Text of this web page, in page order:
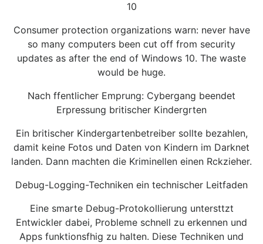
10
Consumer protection organizations warn: never have
so many computers been cut off from security
updates as after the end of Windows 10. The waste
would be huge.
Nach ffentlicher Emprung: Cybergang beendet
Erpressung britischer Kindergrten
Ein britischer Kindergartenbetreiber sollte bezahlen,
damit keine Fotos und Daten von Kindern im Darknet
landen. Dann machten die Kriminellen einen Rckzieher.
Debug-Logging-Techniken ein technischer Leitfaden
Eine smarte Debug-Protokollierung untersttzt
Entwickler dabei, Probleme schnell zu erkennen und
Apps funktionsfhig zu halten. Diese Techniken und